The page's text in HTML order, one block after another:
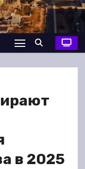
в 2025